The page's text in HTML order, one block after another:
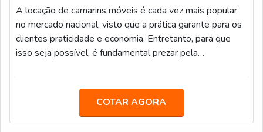
A locação de camarins móveis é cada vez mais popular
no mercado nacional, visto que a prática garante para os
clientes praticidade e economia. Entretanto, para que
isso seja possível, é fundamental prezar pela
nesse setor.Fundada em 1992, a Truckvan é a líder
com mais de 400 colaboradores e uma sede de 60 mil
m² na Rodovia Presidente Dutra, no bairro Bonsucesso,
COTAR AGORA